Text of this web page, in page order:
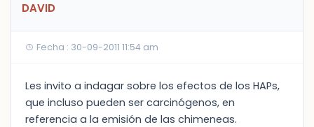
DAVID
Fecha : 30-09-2011 11:54 am
Les invito a indagar sobre los efectos de los HAPs,
que incluso pueden ser carcinógenos, en
referencia a la emisión de las chimeneas.